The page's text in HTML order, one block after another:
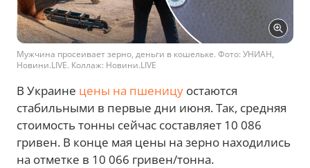
Мужчина просеивает зерно, деньги в кошельке. Фото: УНИАН,
Новини.LIVE. Коллаж: Новини.LIVE
В Украине цены на пшеницу остаются
стабильными в первые дни июня. Так, средняя
стоимость тонны сейчас составляет 10 086
гривен. В конце мая цены на зерно находились
на отметке в 10 066 гривен/тонна.